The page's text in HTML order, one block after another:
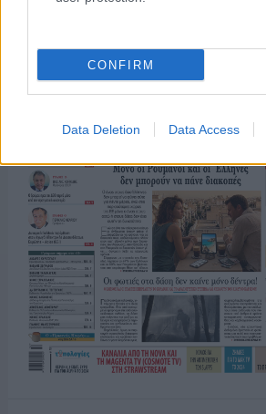
CONFIRM
Data Deletion Data Access